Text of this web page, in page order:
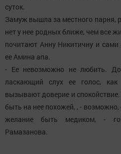
суток.
Замуж вышла за местного парня,
нет у нее родных ближе, чем все
почитают Анну Никитичну и
ее Амина апа.
- Ее невозможно не любить.
ласкающий слух ее голос,
вызывают доверие и
быть на нее похожей, , -
желание быть медиком, -
Рамазанова.